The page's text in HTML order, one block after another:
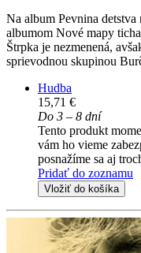
Na album Pevnina
albumom Nové mapy
Štrpka je nezmenená,
sprievodnou skupinou
Hudba
15,71 €
Do 3 – 8 dní
Tento produkt
vám ho vieme
posnažíme sa aj
Pridať do zoznamu
Vložiť do košíka